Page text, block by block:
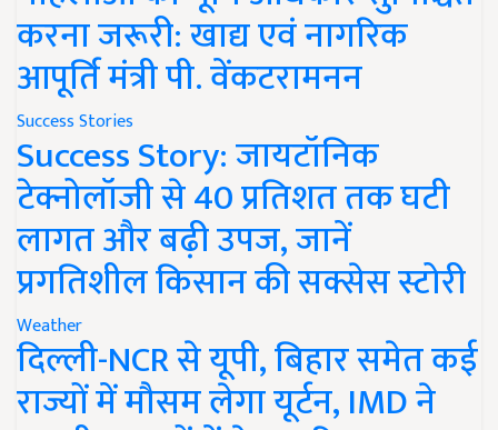
करना जरूरी: खाद्य एवं नागरिक
आपूर्ति मंत्री पी. वेंकटरामनन
Success Stories
Success Story: जायटॉनिक
टेक्नोलॉजी से 40 प्रतिशत तक घटी
लागत और बढ़ी उपज, जानें
प्रगतिशील किसान की सक्सेस स्टोरी
Weather
दिल्ली-NCR से यूपी, बिहार समेत कई
राज्यों में मौसम लेगा यूर्टन, IMD ने